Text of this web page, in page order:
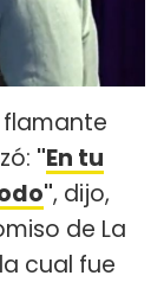
flamante
"En tu
", dijo,
de La
cual fue